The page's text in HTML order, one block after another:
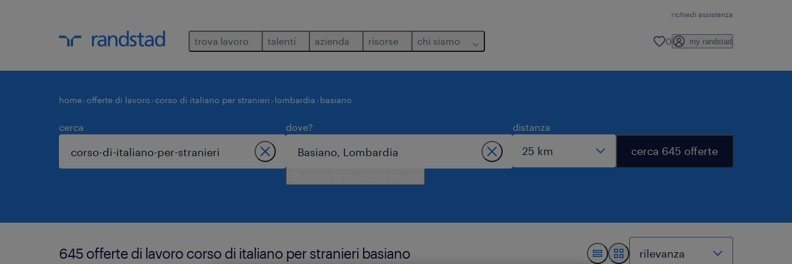
richiedi assistenza
trova lavoro talenti azienda risorse chi siamo 0 my randstad
home offerte di lavoro corso di italiano per stranieri lombardia basiano
cerca dove? distanza
cerca 645 offerte
645 offerte di lavoro corso di italiano per stranieri basiano